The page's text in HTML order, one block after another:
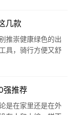
几款
推崇健康绿色的出
具，骑行方便又舒
叠电动车，感兴趣
、嗨…
强推荐
是在家里还是在外